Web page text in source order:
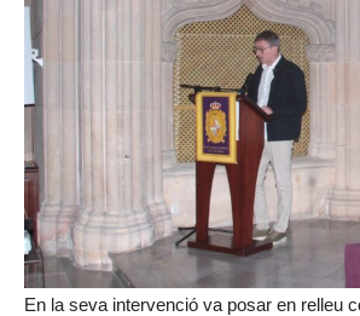
En la seva intervenció va posar en relleu